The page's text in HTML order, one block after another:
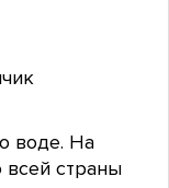
воде. На
всей страны